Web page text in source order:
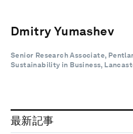
Dmitry Yumashev
Senior Research Associate,
Sustainability in Business,
最新記事